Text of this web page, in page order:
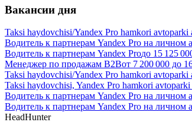
Вакансии дня
Taksi haydovchisi/Yandex Pro hamkori
Водитель к партнерам Yandex Pro на личном
Водитель к партнерам Yandex Proдо 15 125
Менеджер по продажам B2Bот 7 200 000 до
Taksi haydovchisi/Yandex Pro hamkori
Taksi haydovchisi, Yandex Pro hamkori
Водитель к партнерам Yandex Pro на личном
Водитель к партнерам Yandex Pro на личном
HeadHunter